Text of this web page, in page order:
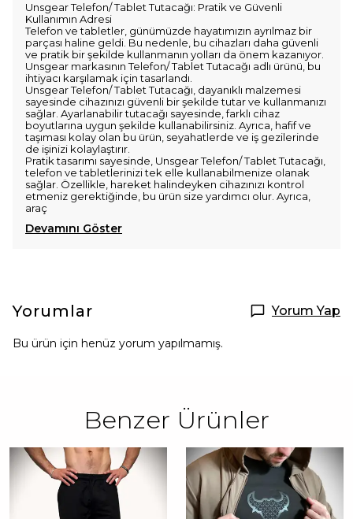
Unsgear Telefon/ Tablet Tutacağı: Pratik ve Güvenli
Kullanımın Adresi
Telefon ve tabletler, günümüzde hayatımızın ayrılmaz bir
parçası haline geldi. Bu nedenle, bu cihazları daha güvenli
ve pratik bir şekilde kullanmanın yolları da önem kazanıyor.
Unsgear markasının Telefon/ Tablet Tutacağı adlı ürünü, bu
ihtiyacı karşılamak için tasarlandı.
Unsgear Telefon/ Tablet Tutacağı, dayanıklı malzemesi
sayesinde cihazınızı güvenli bir şekilde tutar ve kullanmanızı
sağlar. Ayarlanabilir tutacağı sayesinde, farklı cihaz
boyutlarına uygun şekilde kullanabilirsiniz. Ayrıca, hafif ve
taşıması kolay olan bu ürün, seyahatlerde ve iş gezilerinde
de işinizi kolaylaştırır.
Pratik tasarımı sayesinde, Unsgear Telefon/ Tablet Tutacağı,
telefon ve tabletlerinizi tek elle kullanabilmenize olanak
sağlar. Özellikle, hareket halindeyken cihazınızı kontrol
etmeniz gerektiğinde, bu ürün size yardımcı olur. Ayrıca,
araç
Devamını Göster
Yorumlar Yorum Yap
Bu ürün için henüz yorum yapılmamış.
Benzer Ürünler